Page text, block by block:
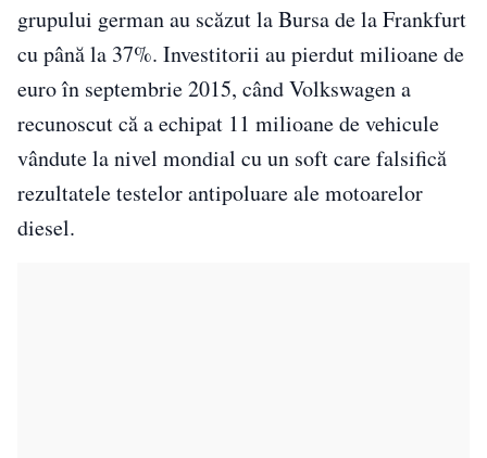
grupului german au scăzut la Bursa de la Frankfurt
cu până la 37%. Investitorii au pierdut milioane de
euro în septembrie 2015, când Volkswagen a
recunoscut că a echipat 11 milioane de vehicule
vândute la nivel mondial cu un soft care falsifică
rezultatele testelor antipoluare ale motoarelor
diesel.